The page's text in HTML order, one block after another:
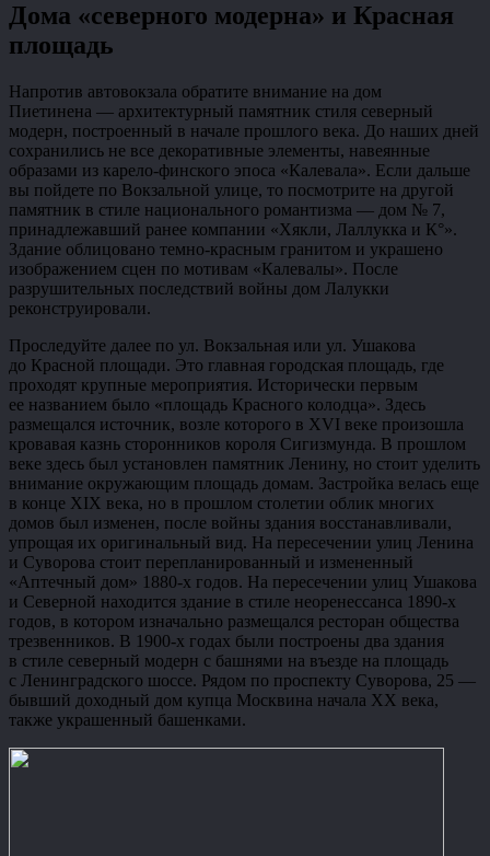
Дома «северного модерна» и Красная
площадь
Напротив автовокзала обратите внимание на дом
Пиетинена — архитектурный памятник стиля северный
модерн, построенный в начале прошлого века. До наших дней
сохранились не все декоративные элементы, навеянные
образами из карело-финского эпоса «Калевала». Если дальше
вы пойдете по Вокзальной улице, то посмотрите на другой
памятник в стиле национального романтизма — дом № 7,
принадлежавший ранее компании «Хякли, Лаллукка и К°».
Здание облицовано темно-красным гранитом и украшено
изображением сцен по мотивам «Калевалы». После
разрушительных последствий войны дом Лалукки
реконструировали.
Проследуйте далее по ул. Вокзальная или ул. Ушакова
до Красной площади. Это главная городская площадь, где
проходят крупные мероприятия. Исторически первым
ее названием было «площадь Красного колодца». Здесь
размещался источник, возле которого в XVI веке произошла
кровавая казнь сторонников короля Сигизмунда. В прошлом
веке здесь был установлен памятник Ленину, но стоит уделить
внимание окружающим площадь домам. Застройка велась еще
в конце XIX века, но в прошлом столетии облик многих
домов был изменен, после войны здания восстанавливали,
упрощая их оригинальный вид. На пересечении улиц Ленина
и Суворова стоит перепланированный и измененный
«Аптечный дом» 1880-х годов. На пересечении улиц Ушакова
и Северной находится здание в стиле неоренессанса 1890-х
годов, в котором изначально размещался ресторан общества
трезвенников. В 1900-х годах были построены два здания
в стиле северный модерн с башнями на въезде на площадь
с Ленинградского шоссе. Рядом по проспекту Суворова, 25 —
бывший доходный дом купца Москвина начала XX века,
также украшенный башенками.